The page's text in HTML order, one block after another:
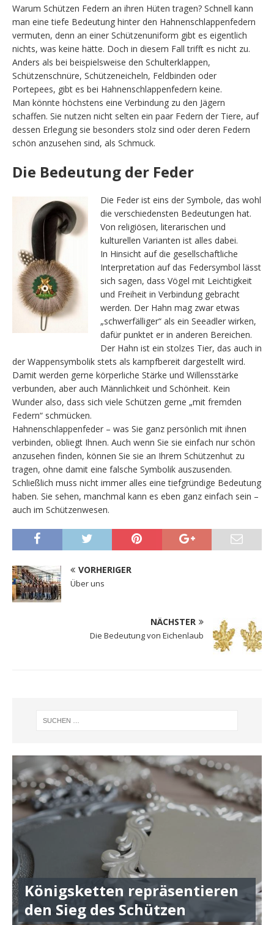
Warum Schützen Federn an ihren Hüten tragen? Schnell kann
man eine tiefe Bedeutung hinter den Hahnenschlappenfedern
vermuten, denn an einer Schützenuniform gibt es eigentlich
nichts, was keine hätte. Doch in diesem Fall trifft es nicht zu.
Anders als bei beispielsweise den Schulterklappen,
Schützenschnüre, Schützeneicheln, Feldbinden oder
Portepees, gibt es bei Hahnenschlappenfedern keine.
Man könnte höchstens eine Verbindung zu den Jägern
schaffen. Sie nutzen nicht selten ein paar Federn der Tiere, auf
dessen Erlegung sie besonders stolz sind oder deren Federn
schön anzusehen sind, als Schmuck.
Die Bedeutung der Feder
Die Feder ist eins der Symbole, das wohl
die verschiedensten Bedeutungen hat.
Von religiösen, literarischen und
kulturellen Varianten ist alles dabei.
In Hinsicht auf die gesellschaftliche
Interpretation auf das Federsymbol lässt
sich sagen, dass Vögel mit Leichtigkeit
und Freiheit in Verbindung gebracht
werden. Der Hahn mag zwar etwas
„schwerfälliger“ als ein Seeadler wirken,
dafür punktet er in anderen Bereichen.
Der Hahn ist ein stolzes Tier, das auch in
der Wappensymbolik stets als kampfbereit dargestellt wird.
Damit werden gerne körperliche Stärke und Willensstärke
verbunden, aber auch Männlichkeit und Schönheit. Kein
Wunder also, dass sich viele Schützen gerne „mit fremden
Federn“ schmücken.
Hahnenschlappenfeder – was Sie ganz persönlich mit ihnen
verbinden, obliegt Ihnen. Auch wenn Sie sie einfach nur schön
anzusehen finden, können Sie sie an Ihrem Schützenhut zu
tragen, ohne damit eine falsche Symbolik auszusenden.
Schließlich muss nicht immer alles eine tiefgründige Bedeutung
haben. Sie sehen, manchmal kann es eben ganz einfach sein –
auch im Schützenwesen.
VORHERIGER
Über uns
NÄCHSTER
Die Bedeutung von Eichenlaub
Königsketten repräsentieren
den Sieg des Schützen